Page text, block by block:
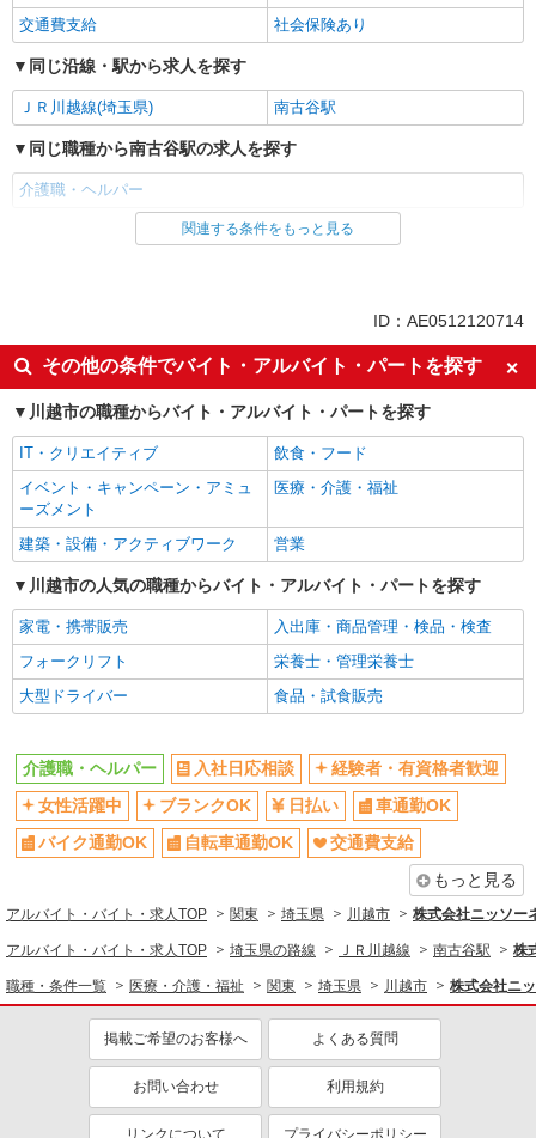
交通費支給
社会保険あり
同じ沿線・駅から求人を探す
ＪＲ川越線(埼玉県) 南古谷駅
同じ職種から南古谷駅の求人を探す
介護職・ヘルパー
同じ雇用形態から南古谷駅の求人を探す
入社日応相談
経験者・有資格者歓迎
女性活躍中
ブランクOK
日払い
車通勤OK
バイク通勤OK
自転車通勤OK
交通費支給
社会保険あり
同じ職種から求人を探す
医療・介護・福祉
介護職・ヘルパー
同じ特徴から求人を探す
日払い
車通勤OK
関連する条件をもっと見る
ID：AE0512120714
その他の条件でバイト・アルバイト・パートを探す
川越市の職種からバイト・アルバイト・パートを探す
IT・クリエイティブ
飲食・フード
イベント・キャンペーン・アミュ
ーズメント
医療・介護・福祉
建築・設備・アクティブワーク 営業
川越市の人気の職種からバイト・アルバイト・パートを探す
家電・携帯販売
入出庫・商品管理・検品・検査
フォークリフト
栄養士・管理栄養士
大型ドライバー
食品・試食販売
介護職・ヘルパー 入社日応相談
経験者・有資格者歓迎
女性活躍中
ブランクOK 日払い
車通勤OK
バイク通勤OK
自転車通勤OK
交通費支給
もっと見る
アルバイト・バイト・求人TOP 関東 埼玉県 川越市 株式会社ニッソー
アルバイト・バイト・求人TOP 埼玉県の路線 ＪＲ川越線 南古谷駅 株
職種・条件一覧 医療・介護・福祉 関東 埼玉県 川越市 株式会社ニ
掲載ご希望のお客様へ よくある質問
お問い合わせ 利用規約
リンクについて プライバシーポリシー